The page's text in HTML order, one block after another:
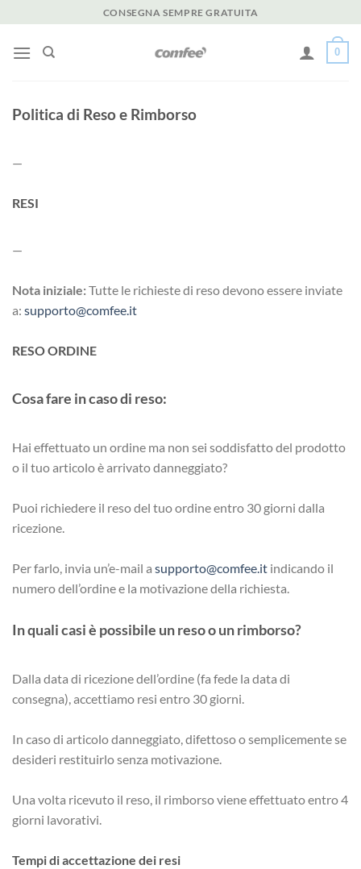
ai
contenuti
CONSEGNA SEMPRE GRATUITA
0
Politica di Reso e Rimborso
—
RESI
—
Nota iniziale:Tutte le richieste di reso devono essere inviate
a: supporto@comfee.it
RESO ORDINE
Cosa fare in caso di reso:
Hai effettuato un ordine ma non sei soddisfatto del prodotto
o il tuo articolo è arrivato danneggiato?
Puoi richiedere il reso del tuo ordine entro 30 giorni dalla
ricezione.
Per farlo, invia un’e-mail a supporto@comfee.it indicando il
numero dell’ordine e la motivazione della richiesta.
In quali casi è possibile un reso o un rimborso?
Dalla data di ricezione dell’ordine (fa fede la data di
consegna), accettiamo resi entro 30 giorni.
In caso di articolo danneggiato, difettoso o semplicemente se
desideri restituirlo senza motivazione.
Una volta ricevuto il reso, il rimborso viene effettuato entro 4
giorni lavorativi.
Tempi di accettazione dei resi